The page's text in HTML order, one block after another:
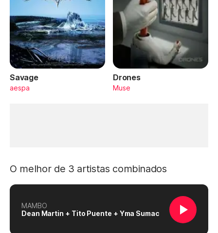
Savage
aespa
Drones
Muse
O melhor de 3 artistas combinados
MAMBO
Dean Martin + Tito Puente + Yma Sumac